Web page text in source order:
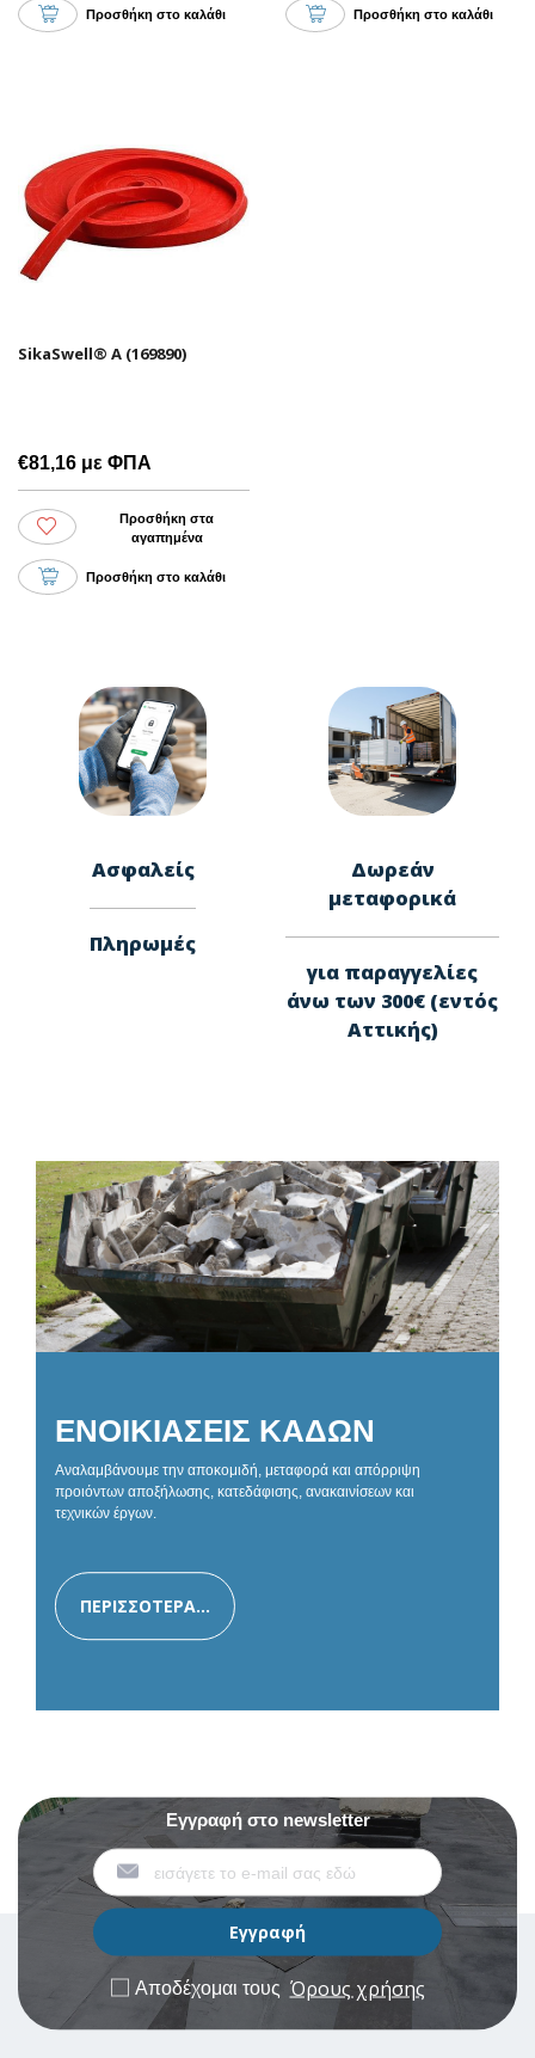
Προσθήκη στο καλάθι Προσθήκη στο καλάθι
SikaSwell® A (169890)
€81,16 με ΦΠΑ
Προσθήκη στα
αγαπημένα
Προσθήκη στο καλάθι
Ασφαλείς
Πληρωμές
Δωρεάν
μεταφορικά
για παραγγελίες
άνω των 300€ (εντός
Αττικής)
ΕΝΟΙΚΙΑΣΕΙΣ ΚΑΔΩΝ
Αναλαμβάνουμε την αποκομιδή, μεταφορά και απόρριψη
προιόντων αποξήλωσης, κατεδάφισης, ανακαινίσεων και
τεχνικών έργων.
ΠΕΡΙΣΣΟΤΕΡΑ...
Εγγραφή στο newsletter
Αποδέχομαι τους Όρους χρήσης